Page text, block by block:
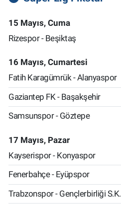
15 Mayıs, Cuma
Rizespor - Beşiktaş
16 Mayıs, Cumartesi
Fatih Karagümrük - Alanyaspor
Gaziantep FK - Başakşehir
Samsunspor - Göztepe
17 Mayıs, Pazar
Kayserispor - Konyaspor
Fenerbahçe - Eyüpspor
Trabzonspor - Gençlerbirliği S.K.